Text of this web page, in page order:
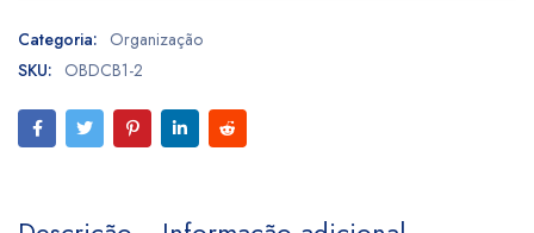
Categoria: Organização
SKU: OBDCB1-2